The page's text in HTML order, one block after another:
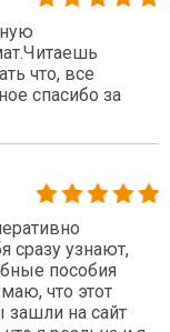
что, все
спасибо за
сразу узнают,
пособия
что этот
зашли на сайт